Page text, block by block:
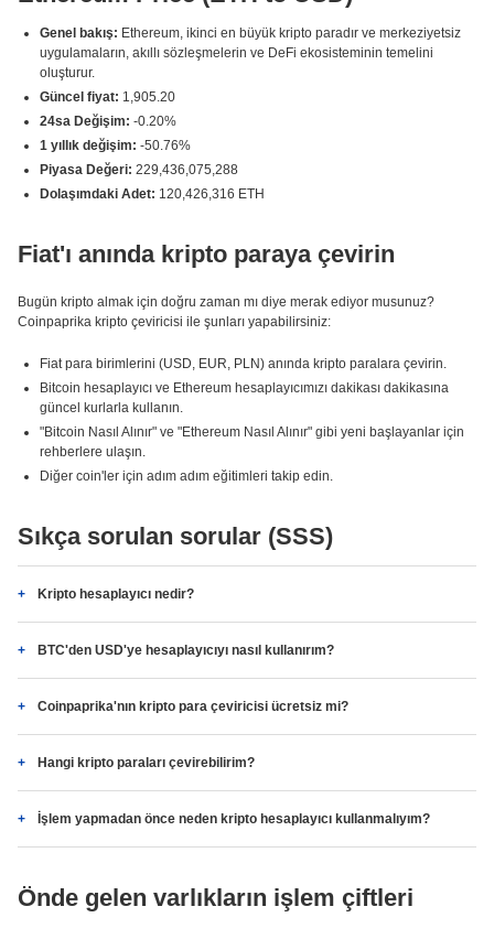
Genel bakış: Ethereum, ikinci en büyük kripto paradır ve merkeziyetsiz
uygulamaların, akıllı sözleşmelerin ve DeFi ekosisteminin temelini
oluşturur.
Güncel fiyat: 1,905.20
24sa Değişim: -0.20%
1 yıllık değişim: -50.76%
Piyasa Değeri: 229,436,075,288
Dolaşımdaki Adet: 120,426,316 ETH
Fiat'ı anında kripto paraya çevirin
Bugün kripto almak için doğru zaman mı diye merak ediyor musunuz?
Coinpaprika kripto çeviricisi ile şunları yapabilirsiniz:
Fiat para birimlerini (USD, EUR, PLN) anında kripto paralara çevirin.
Bitcoin hesaplayıcı ve Ethereum hesaplayıcımızı dakikası dakikasına
güncel kurlarla kullanın.
"Bitcoin Nasıl Alınır" ve "Ethereum Nasıl Alınır" gibi yeni başlayanlar için
rehberlere ulaşın.
Diğer coin'ler için adım adım eğitimleri takip edin.
Sıkça sorulan sorular (SSS)
Kripto hesaplayıcı nedir?
BTC'den USD'ye hesaplayıcıyı nasıl kullanırım?
Coinpaprika'nın kripto para çeviricisi ücretsiz mi?
Hangi kripto paraları çevirebilirim?
İşlem yapmadan önce neden kripto hesaplayıcı kullanmalıyım?
Önde gelen varlıkların işlem çiftleri